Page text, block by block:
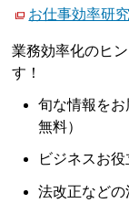
お仕事効率研
業務効率化のヒ
す！
旬な情報を
無料）
ビジネスお
法改正など